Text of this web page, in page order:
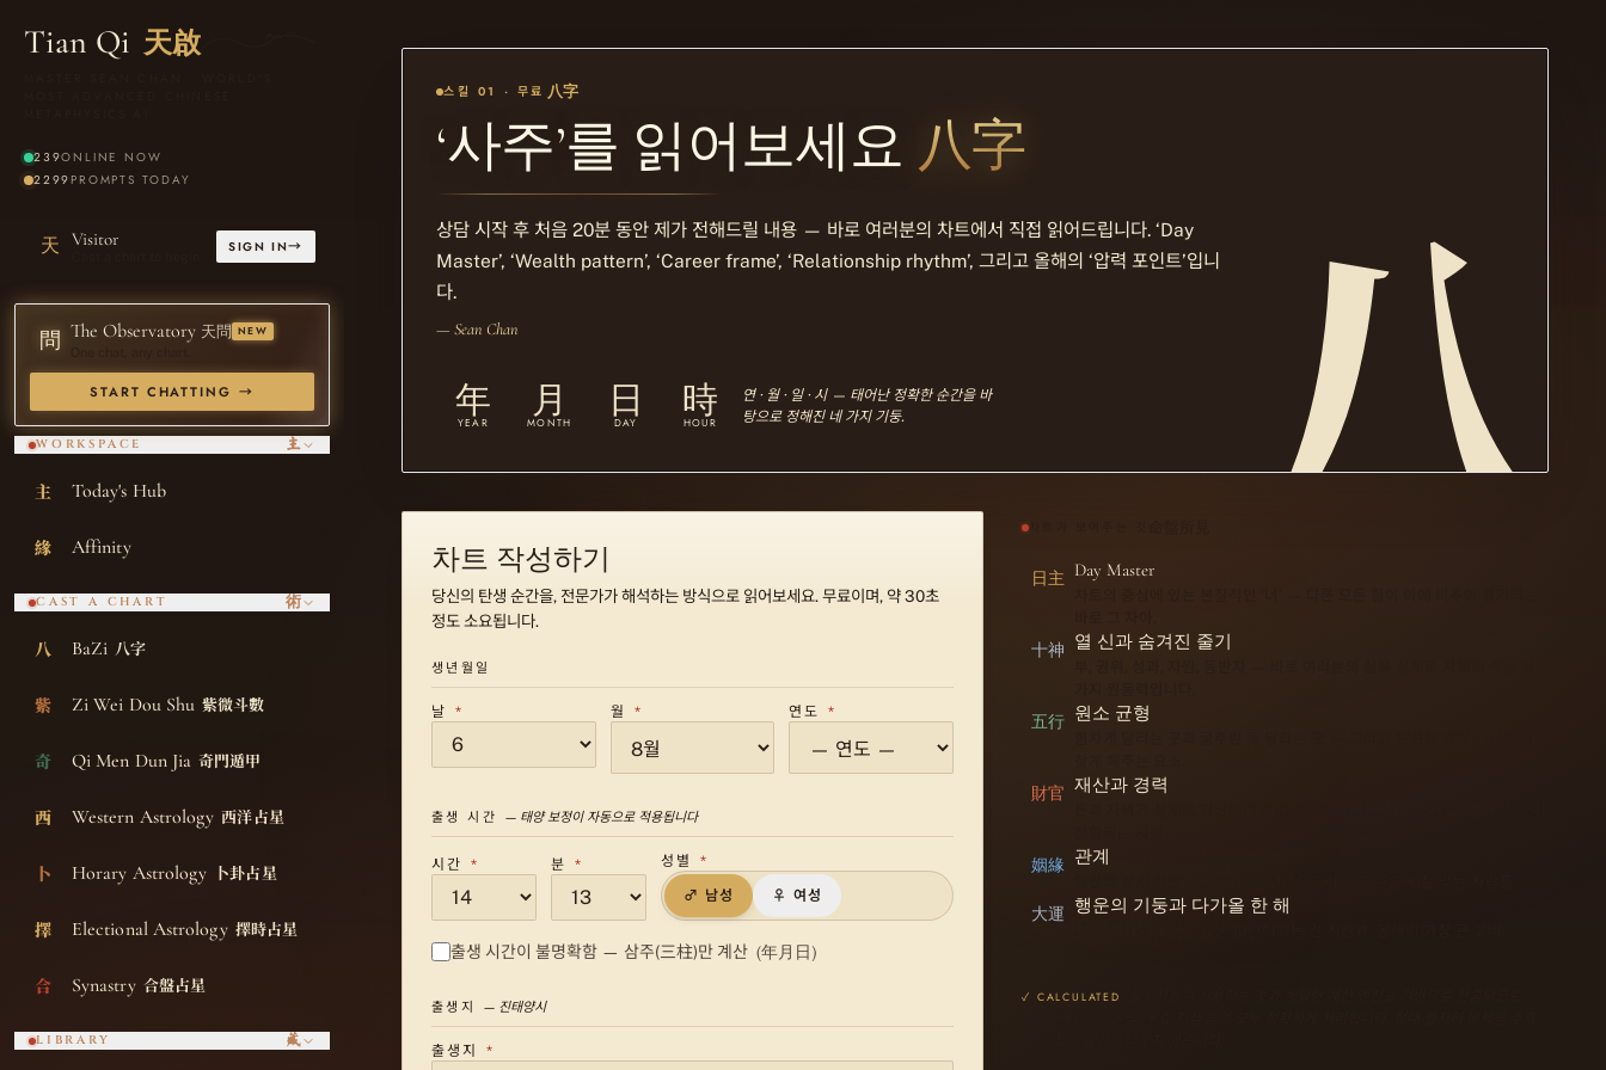
Tian Qi 天啟
239ONLINE NOW
2299PROMPTS TODAY
天 Visitor SIGN IN→
問 The Observatory 天問 NEW
START CHATTING →
WORKSPACE 主
主 Today's Hub
緣 Affinity
CAST A CHART 術
八 BaZi 八字
紫 Zi Wei Dou Shu 紫微斗數
奇 Qi Men Dun Jia 奇門遁甲
西 Western Astrology 西洋占星
卜 Horary Astrology 卜卦占星
擇 Electional Astrology 擇時占星
合 Synastry 合盤占星
LIBRARY 藏
八
스킬 01 · 무료 八字
‘사주’를 읽어보세요 八字
상담 시작 후 처음 20분 동안 제가 전해드릴 내용 — 바로 여러분의 차트에서 직접 읽어드립니다. ‘Day
Master’, ‘Wealth pattern’, ‘Career frame’, ‘Relationship rhythm’, 그리고 올해의 ‘압력 포인트’입니
다.
— Sean Chan
年
YEAR 月
MONTH 日
DAY 時
HOUR
연 · 월 · 일 · 시 — 태어난 정확한 순간을 바
탕으로 정해진 네 가지 기둥.
차트 작성하기
당신의 탄생 순간을, 전문가가 해석하는 방식으로 읽어보세요. 무료이며, 약 30초
정도 소요됩니다.
생년월일
날 * 월 * 연도 *
출생 시간 — 태양 보정이 자동으로 적용됩니다
시간 * 분 * 성별 *
♂ 남성
♀ 여성
출생 시간이 불명확함 — 삼주(三柱)만 계산 (年月日)
출생지 — 진태양시
출생지 *
차트가 보여주는 것
日主 Day Master
十神 열 신과 숨겨진 줄기
五行 원소 균형
財官 재산과 경력
姻緣 관계
大運 행운의 기둥과 다가올 한 해
✓ CALCULATED